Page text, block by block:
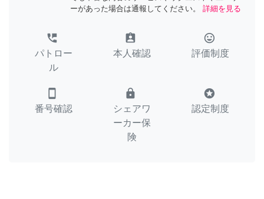
ーがあった場合は通報してください。
詳細を見る
perm_phone_msg
パトロー
ル
assignment_ind
本人確認
tag_faces
評価制度
smartphone
番号確認
lock
シェアワ
ーカー保
険
stars
認定制度